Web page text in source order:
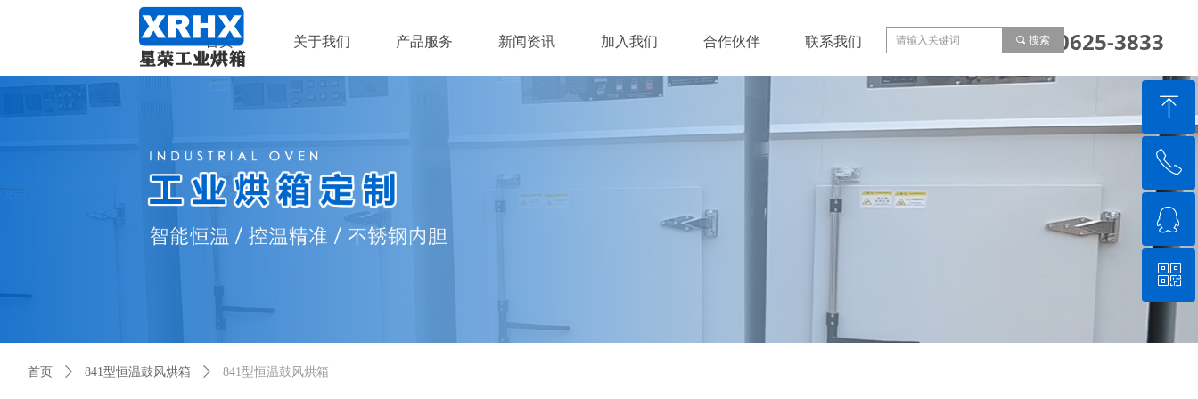
首页 关于我们 产品服务 新闻资讯 加入我们 合作伙伴 联系我们 153-0625-3833
끠 搜索
首页 ꄲ 841型恒温鼓风烘箱 ꄲ 841型恒温鼓风烘箱
ꁸ
回到顶部
ꂅ
ꁗ
QQ客服
ꀥ